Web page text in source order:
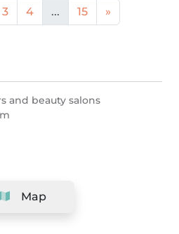
3 4 ... 15 »
Map
and beauty salons